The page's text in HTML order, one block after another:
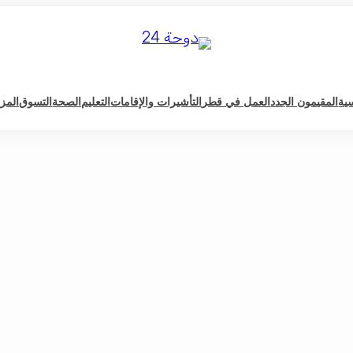
المقيمون الجددالعمل في قطر التأشيرات والإقامات التعليم الصحة التسوق